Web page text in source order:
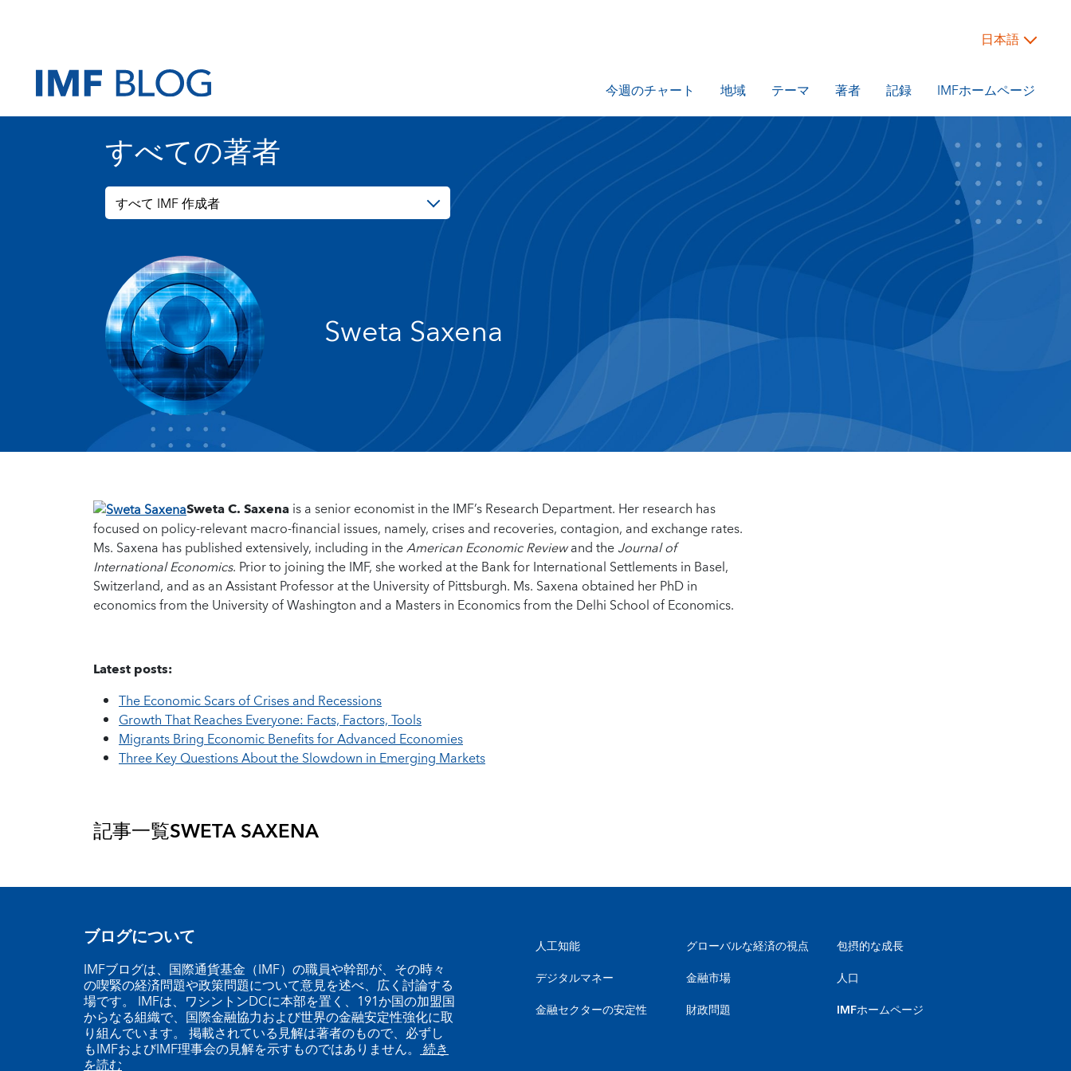
日本語
今週のチャート 地域 テーマ 著者 記録 IMFホームページ
すべての著者
すべて IMF 作成者
Sweta Saxena
Sweta C. Saxenais a senior economist in the IMF’s Research Department. Her research has
focused on policy-relevant macro-financial issues, namely, crises and recoveries, contagion, and exchange rates.
Ms. Saxena has published extensively, including in theAmerican Economic Reviewand theJournal of
International Economics. Prior to joining the IMF, she worked at the Bank for International Settlements in Basel,
Switzerland, and as an Assistant Professor at the University of Pittsburgh. Ms. Saxena obtained her PhD in
economics from the University of Washington and a Masters in Economics from the Delhi School of Economics.
Latest posts:
The Economic Scars of Crises and Recessions
Growth That Reaches Everyone: Facts, Factors, Tools
Migrants Bring Economic Benefits for Advanced Economies
Three Key Questions About the Slowdown in Emerging Markets
記事一覧SWETA SAXENA
ブログについて
IMFブログは、国際通貨基金（IMF）の職員や幹部が、その時々
の喫緊の経済問題や政策問題について意見を述べ、広く討論する
場です。 IMFは、ワシントンDCに本部を置く、191か国の加盟国
からなる組織で、国際金融協力および世界の金融安定性強化に取
り組んでいます。 掲載されている見解は著者のもので、必ずし
もIMFおよびIMF理事会の見解を示すものではありません。 続き
を読む
人工知能
デジタルマネー
金融セクターの安定性
グローバルな経済の視点
金融市場
財政問題
包摂的な成長
人口
IMFホームページ